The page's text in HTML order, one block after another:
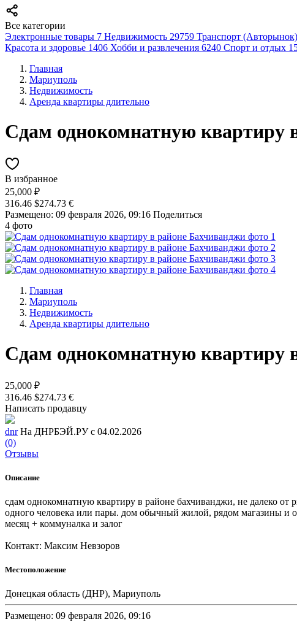
Все категории
Электронные товары 7 Недвижимость 29759 Транспорт (Авторынок)
Красота и здоровье 1406 Хобби и развлечения 6240 Спорт и отдых
Главная
Мариуполь
Недвижимость
Аренда квартиры длительно
Сдам однокомнатную квартиру
В избранное
25,000 ₽
316.46 $274.73 €
Размещено: 09 февраля 2026, 09:16 Поделиться
4 фото
Главная
Мариуполь
Недвижимость
Аренда квартиры длительно
Сдам однокомнатную квартиру
25,000 ₽
316.46 $274.73 €
Написать продавцу
dnr На ДНРБЭЙ.РУ с 04.02.2026
(0)
Отзывы
Описание
сдам однокомнатную квартиру в районе бахчиванджи, не далеко
одного человека или пары. дом обычный жилой, рядом магазины и
месяц + коммуналка и залог
Контакт: Максим Невзоров
Местоположение
Донецкая область (ДНР), Мариуполь
Размещено: 09 февраля 2026, 09:16